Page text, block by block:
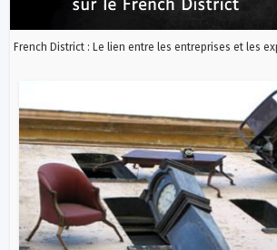
French District : Le lien entre les entreprises et les